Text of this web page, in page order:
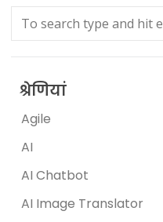
श्रेणियां
Agile
AI
AI Chatbot
AI Image Translator